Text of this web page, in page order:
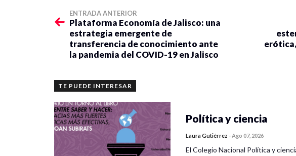
ENTRADA ANTERIOR
Plataforma Economía de Jalisco: una
estrategia emergente de
transferencia de conocimiento ante
la pandemia del COVID-19 en Jalisco
TE PUEDE INTERESAR
Política y ciencia
Laura Gutiérrez -Ago 07, 2026
El Colegio Nacional Política y